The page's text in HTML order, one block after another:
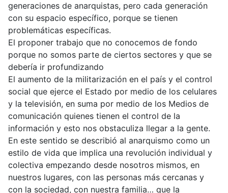
generaciones de anarquistas, pero cada generación
con su espacio específico, porque se tienen
problemáticas específicas.
El proponer trabajo que no conocemos de fondo
porque no somos parte de ciertos sectores y que se
debería ir profundizando
El aumento de la militarización en el país y el control
social que ejerce el Estado por medio de los celulares
y la televisión, en suma por medio de los Medios de
comunicación quienes tienen el control de la
información y esto nos obstaculiza llegar a la gente.
En este sentido se describió al anarquismo como un
estilo de vida que implica una revolución individual y
colectiva empezando desde nosotros mismos, en
nuestros lugares, con las personas más cercanas y
con la sociedad, con nuestra familia… que la